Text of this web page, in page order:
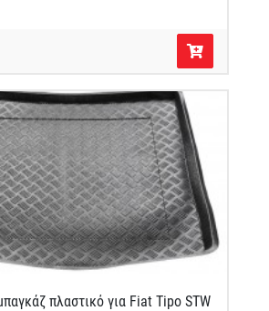
πλαστικό για Fiat Tipo STW